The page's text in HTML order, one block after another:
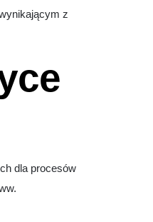
z
dla procesów